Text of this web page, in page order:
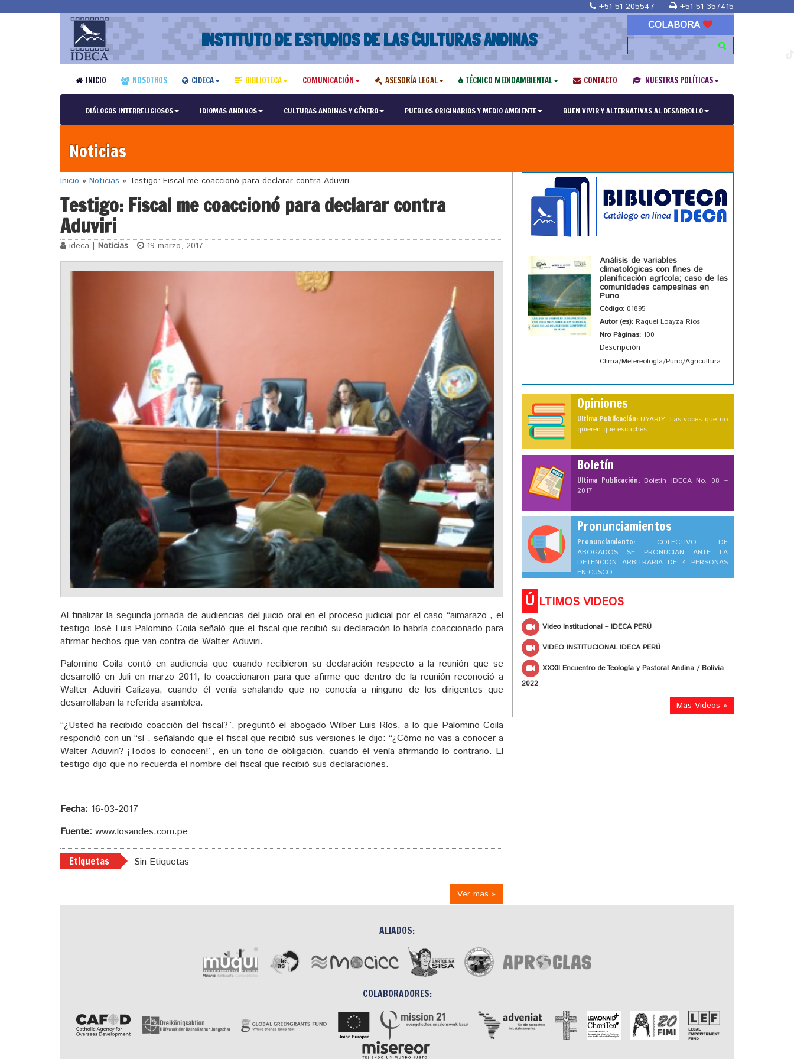
+51 51 205547 +51 51 357415
INSTITUTO DE ESTUDIOS DE LAS CULTURAS ANDINAS
COLABORA
INICIO NOSOTROS CIDECA BIBLIOTECA COMUNICACIÓN ASESORÍA LEGAL TÉCNICO MEDIOAMBIENTAL CONTACTO NUESTRAS POLÍTICAS
DIÁLOGOS INTERRELIGIOSOS IDIOMAS ANDINOS CULTURAS ANDINAS Y GÉNERO PUEBLOS ORIGINARIOS Y MEDIO AMBIENTE BUEN VIVIR Y ALTERNATIVAS AL DESARROLLO
Noticias
Inicio » Noticias » Testigo: Fiscal me coaccionó para declarar contra Aduviri
Testigo: Fiscal me coaccionó para declarar contra
Aduviri
ideca | Noticias - 19 marzo, 2017
Al finalizar la segunda jornada de audiencias del juicio oral en el proceso judicial por el caso “aimarazo”, el
testigo José Luis Palomino Coila señaló que el fiscal que recibió su declaración lo habría coaccionado para
afirmar hechos que van contra de Walter Aduviri.
Palomino Coila contó en audiencia que cuando recibieron su declaración respecto a la reunión que se
desarrolló en Juli en marzo 2011, lo coaccionaron para que afirme que dentro de la reunión reconoció a
Walter Aduviri Calizaya, cuando él venía señalando que no conocía a ninguno de los dirigentes que
desarrollaban la referida asamblea.
“¿Usted ha recibido coacción del fiscal?”, preguntó el abogado Wilber Luis Ríos, a lo que Palomino Coila
respondió con un “sí”, señalando que el fiscal que recibió sus versiones le dijo: “¿Cómo no vas a conocer a
Walter Aduviri? ¡Todos lo conocen!”, en un tono de obligación, cuando él venía afirmando lo contrario. El
testigo dijo que no recuerda el nombre del fiscal que recibió sus declaraciones.
————————
Fecha: 16-03-2017
Fuente: www.losandes.com.pe
Etiquetas Sin Etiquetas
Ver mas »
Análisis de variables
climatológicas con fines de
planificación agrícola; caso de las
comunidades campesinas en
Puno
Código: 01895
Autor (es): Raquel Loayza Rios
Nro Páginas: 100
Descripción
Clima/Metereología/Puno/Agricultura
Opiniones
Ultima Publicación: UYARIY: Las voces que no
quieren que escuches
Boletín
Ultima Publicación: Boletín IDECA No. 08 –
2017
Pronunciamientos
Pronunciamiento: COLECTIVO DE
ABOGADOS SE PRONUCIAN ANTE LA
DETENCION ARBITRARIA DE 4 PERSONAS
EN CUSCO
Ú LTIMOS VIDEOS
Video Institucional – IDECA PERÚ
VIDEO INSTITUCIONAL IDECA PERÚ
XXXII Encuentro de Teología y Pastoral Andina / Bolivia
2022
Más Videos »
ALIADOS:
COLABORADORES: